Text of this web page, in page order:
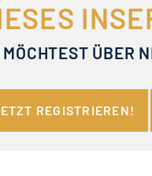
MÖCHTEST ÜBER
REGISTRIEREN!